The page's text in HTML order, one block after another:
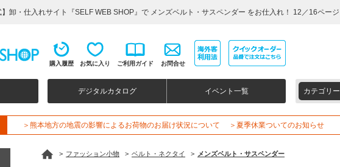
卸・仕入れサイト『SELF WEB SHOP』で メンズベルト・サスペンダー をお仕入れ！ 12／16ページ
購入履歴 お気に入り ご利用ガイド お問合せ
デジタルカタログ イベント一覧 カテゴリー
＞熊本地方の地震の影響によるお荷物のお届け状況について ＞夏季休業ついてのお知らせ
> ファッション小物 > ベルト・ネクタイ > メンズベルト・サスペンダー